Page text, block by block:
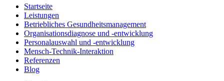
Startseite
Leistungen
Betriebliches Gesundheitsmanagement
Organisationsdiagnose und -entwicklung
Personalauswahl und -entwicklung
Mensch-Technik-Interaktion
Referenzen
Blog